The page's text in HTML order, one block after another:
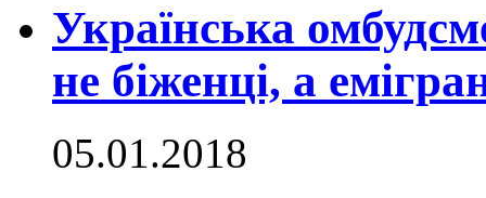
Українська
не біженці, а
05.01.2018